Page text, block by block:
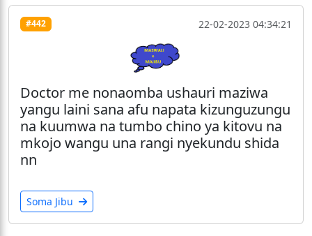
#442 22-02-2023 04:34:21
Doctor me nonaomba ushauri maziwa
yangu laini sana afu napata kizunguzungu
na kuumwa na tumbo chino ya kitovu na
mkojo wangu una rangi nyekundu shida
nn
Soma Jibu